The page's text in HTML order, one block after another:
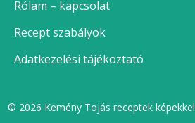
Rólam – kapcsolat
Recept szabályok
Adatkezelési tájékoztató
© 2026 Kemény Tojás receptek képekkel